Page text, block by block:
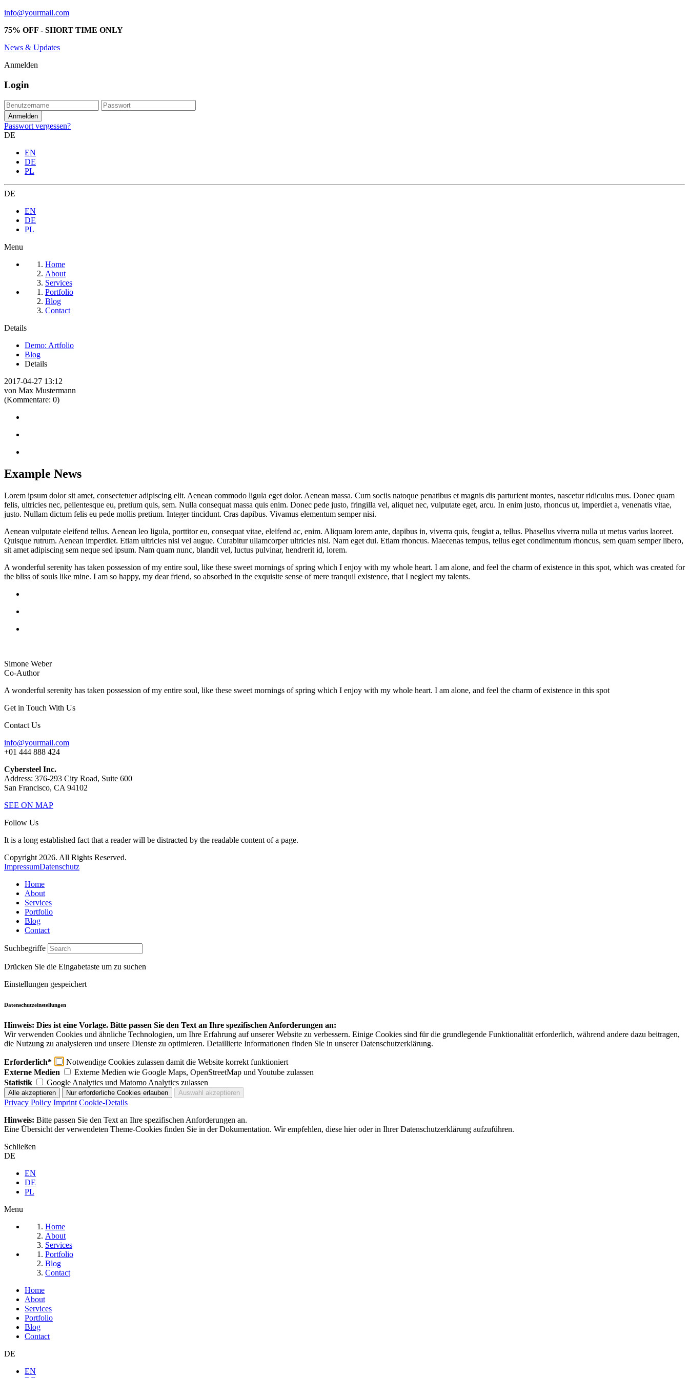
info@yourmail.com
75% OFF - SHORT TIME ONLY
News & Updates
Anmelden
Login
Passwort vergessen?
DE
EN
DE
PL
DE
EN
DE
PL
Menu
Home
About
Services
Portfolio
Blog
Contact
Details
Demo: Artfolio
Blog
Details
2017-04-27 13:12
von Max Mustermann
(Kommentare: 0)
Example News
Lorem ipsum dolor sit amet, consectetuer adipiscing elit. Aenean commodo ligula eget dolor. Aenean massa. Cum sociis natoque penatibus et magnis dis parturient montes, nascetur ridiculus mus. Donec quam
felis, ultricies nec, pellentesque eu, pretium quis, sem. Nulla consequat massa quis enim. Donec pede justo, fringilla vel, aliquet nec, vulputate eget, arcu. In enim justo, rhoncus ut, imperdiet a, venenatis vitae,
justo. Nullam dictum felis eu pede mollis pretium. Integer tincidunt. Cras dapibus. Vivamus elementum semper nisi.
Aenean vulputate eleifend tellus. Aenean leo ligula, porttitor eu, consequat vitae, eleifend ac, enim. Aliquam lorem ante, dapibus in, viverra quis, feugiat a, tellus. Phasellus viverra nulla ut metus varius laoreet.
Quisque rutrum. Aenean imperdiet. Etiam ultricies nisi vel augue. Curabitur ullamcorper ultricies nisi. Nam eget dui. Etiam rhoncus. Maecenas tempus, tellus eget condimentum rhoncus, sem quam semper libero,
sit amet adipiscing sem neque sed ipsum. Nam quam nunc, blandit vel, luctus pulvinar, hendrerit id, lorem.
A wonderful serenity has taken possession of my entire soul, like these sweet mornings of spring which I enjoy with my whole heart. I am alone, and feel the charm of existence in this spot, which was created for
the bliss of souls like mine. I am so happy, my dear friend, so absorbed in the exquisite sense of mere tranquil existence, that I neglect my talents.
Simone Weber
Co-Author
A wonderful serenity has taken possession of my entire soul, like these sweet mornings of spring which I enjoy with my whole heart. I am alone, and feel the charm of existence in this spot
Get in Touch With Us
Contact Us
info@yourmail.com
+01 444 888 424
Cybersteel Inc.
Address: 376-293 City Road, Suite 600
San Francisco, CA 94102
SEE ON MAP
Follow Us
It is a long established fact that a reader will be distracted by the readable content of a page.
Copyright 2026. All Rights Reserved.
ImpressumDatenschutz
Home
About
Services
Portfolio
Blog
Contact
Suchbegriffe
Drücken Sie die Eingabetaste um zu suchen
Einstellungen gespeichert
Datenschutzeinstellungen
Hinweis: Dies ist eine Vorlage. Bitte passen Sie den Text an Ihre spezifischen Anforderungen an:
Wir verwenden Cookies und ähnliche Technologien, um Ihre Erfahrung auf unserer Website zu verbessern. Einige Cookies sind für die grundlegende Funktionalität erforderlich, während andere dazu beitragen,
die Nutzung zu analysieren und unsere Dienste zu optimieren. Detaillierte Informationen finden Sie in unserer Datenschutzerklärung.
Erforderlich*
Notwendige Cookies zulassen damit die Website korrekt funktioniert
Externe Medien
Externe Medien wie Google Maps, OpenStreetMap und Youtube zulassen
Statistik
Google Analytics und Matomo Analytics zulassen
Privacy Policy Imprint Cookie-Details
Hinweis: Bitte passen Sie den Text an Ihre spezifischen Anforderungen an.
Eine Übersicht der verwendeten Theme-Cookies finden Sie in der Dokumentation. Wir empfehlen, diese hier oder in Ihrer Datenschutzerklärung aufzuführen.
Schließen
DE
EN
DE
PL
Menu
Home
About
Services
Portfolio
Blog
Contact
Home
About
Services
Portfolio
Blog
Contact
DE
EN